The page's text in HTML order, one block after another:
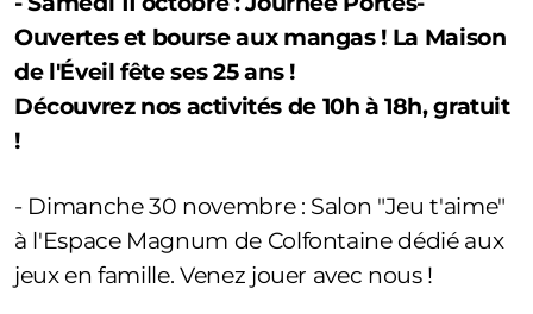
Ouvertes et bourse aux mangas ! La Maison
de l'Éveil fête ses 25 ans !
Découvrez nos activités de 10h à 18h, gratuit
!
- Dimanche 30 novembre : Salon "Jeu t'aime"
à l'Espace Magnum de Colfontaine dédié aux
jeux en famille. Venez jouer avec nous !